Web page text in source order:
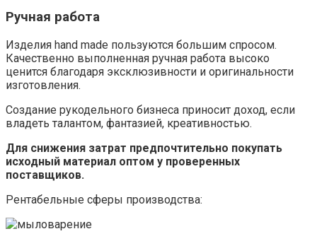
Ручная работа
Изделия hand made пользуются большим спросом.
Качественно выполненная ручная работа высоко
ценится благодаря эксклюзивности и оригинальности
изготовления.
Создание рукодельного бизнеса приносит доход, если
владеть талантом, фантазией, креативностью.
Для снижения затрат предпочтительно покупать
исходный материал оптом у проверенных
поставщиков.
Рентабельные сферы производства: